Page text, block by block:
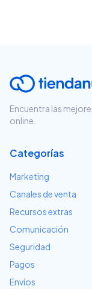
Encuentra las
online.
Categorías
Marketing
Canales de venta
Recursos extras
Comunicación
Seguridad
Pagos
Envíos